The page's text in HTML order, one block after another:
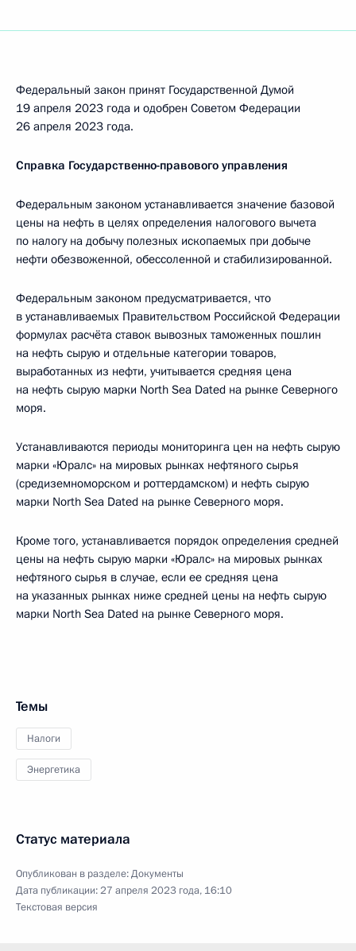
Федеральный закон принят Государственной Думой
19 апреля 2023 года и одобрен Советом Федерации
26 апреля 2023 года.
Справка Государственно-правового управления
Федеральным законом устанавливается значение базовой
цены на нефть в целях определения налогового вычета
по налогу на добычу полезных ископаемых при добыче
нефти обезвоженной, обессоленной и стабилизированной.
Федеральным законом предусматривается, что
в устанавливаемых Правительством Российской Федерации
формулах расчёта ставок вывозных таможенных пошлин
на нефть сырую и отдельные категории товаров,
выработанных из нефти, учитывается средняя цена
на нефть сырую марки North Sea Dated на рынке Северного
моря.
Устанавливаются периоды мониторинга цен на нефть сырую
марки «Юралс» на мировых рынках нефтяного сырья
(средиземноморском и роттердамском) и нефть сырую
марки North Sea Dated на рынке Северного моря.
Кроме того, устанавливается порядок определения средней
цены на нефть сырую марки «Юралс» на мировых рынках
нефтяного сырья в случае, если ее средняя цена
на указанных рынках ниже средней цены на нефть сырую
марки North Sea Dated на рынке Северного моря.
Темы
Налоги
Энергетика
Статус материала
Опубликован в разделе:Документы
Дата публикации:27 апреля 2023 года, 16:10
Текстовая версия